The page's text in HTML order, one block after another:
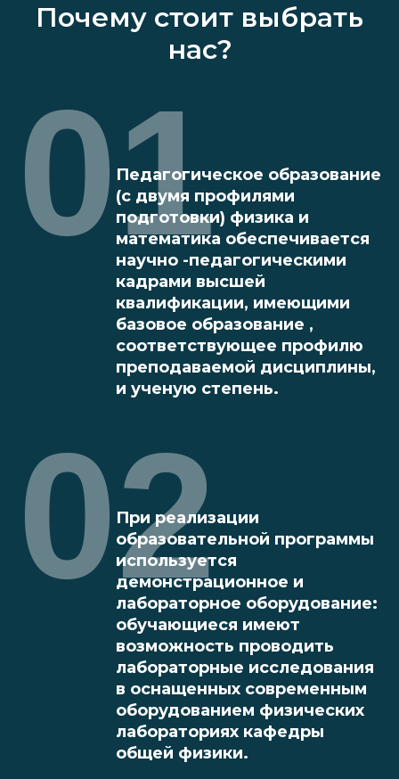
Почему стоит выбрать
нас?
Педагогическое образование
(с двумя профилями
подготовки) физика и
математика обеспечивается
научно -педагогическими
кадрами высшей
квалификации, имеющими
базовое образование ,
соответствующее профилю
преподаваемой дисциплины,
и ученую степень.
01
При реализации
образовательной программы
используется
демонстрационное и
лабораторное оборудование:
обучающиеся имеют
возможность проводить
лабораторные исследования
в оснащенных современным
оборудованием физических
лабораториях кафедры
общей физики.
02